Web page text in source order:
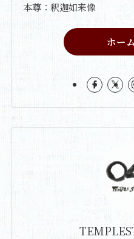
本尊：釈迦如来像
ホー